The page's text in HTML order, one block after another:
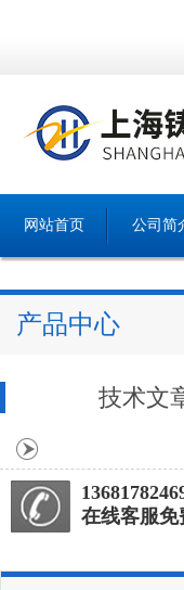
网站首页 公司简
产品中心
技术文
在线客服免